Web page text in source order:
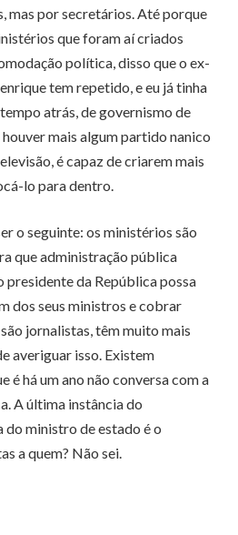
mas por secretários. Até porque
que foram aí criados
política, disso que o ex-
tem repetido, e eu já tinha
atrás, de governismo de
mais algum partido nanico
é capaz de criarem mais
lo para dentro.
o seguinte: os ministérios são
que administração pública
presidente da República possa
dos seus ministros e cobrar
jornalistas, têm muito mais
averiguar isso. Existem
é há um ano não conversa com a
A última instância do
ministro de estado é o
a quem? Não sei.